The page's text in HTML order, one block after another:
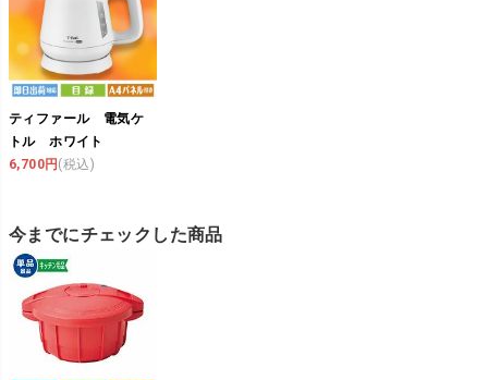
ティファール 電気ケ
トル ホワイト
6,700円 (税込)
今までにチェックした商品